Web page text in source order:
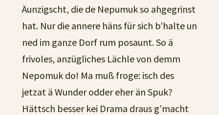
Äunzigscht, die de Nepumuk so ahgegrinst
hat. Nur die annere häns für sich b’halte un
ned im ganze Dorf rum posaunt. So ä
frivoles, anzügliches Lächle von demm
Nepomuk do! Ma muß froge: isch des
jetzat ä Wunder odder eher än Spuk?
Hättsch besser kei Drama draus g’macht